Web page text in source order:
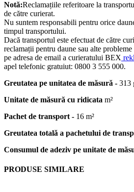
Notă:Reclamațiile referitoare la
de către curierat.
Nu suntem responsabili pentru orice
timpul transportului.
Dacă transportul este efectuat de către
reclamații pentru daune sau alte probleme
pe adresa de email a curieratului BEX
apel telefonic gratuiut: 0800 3 555 000.
Greutatea pe unitatea de măsură - 313
Unitate de măsură cu ridicata m²
Pachet de transport - 16 m²
Greutatea totală a pachetului de
Consumul de adeziv pe unitate de
PRODUSE SIMILARE